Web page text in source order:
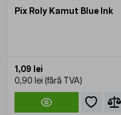
Pix Roly Kamut Blue Ink
1,09 lei
0,90 lei